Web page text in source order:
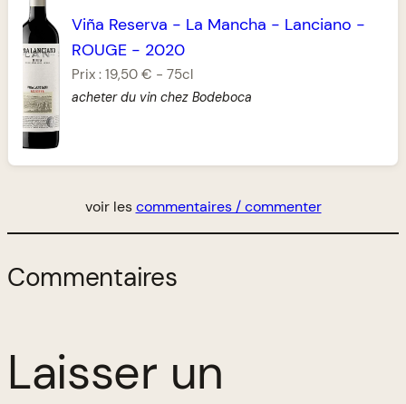
Viña Reserva - La Mancha - Lanciano -
ROUGE- 2020
Prix : 19,50 € - 75cl
acheter du vin chez Bodeboca
voir lescommentaires / commenter
Commentaires
Laisser un